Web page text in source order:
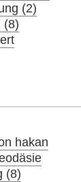
(2)
(8)
hakan
(8)